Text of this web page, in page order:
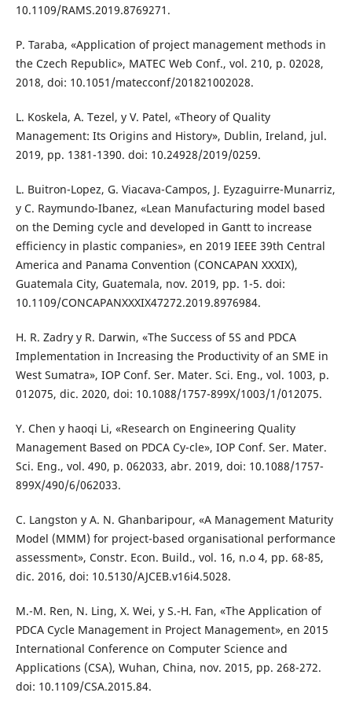
10.1109/RAMS.2019.8769271.
P. Taraba, «Application of project management methods in
the Czech Republic», MATEC Web Conf., vol. 210, p. 02028,
2018, doi: 10.1051/matecconf/201821002028.
L. Koskela, A. Tezel, y V. Patel, «Theory of Quality
Management: Its Origins and History», Dublin, Ireland, jul.
2019, pp. 1381-1390. doi: 10.24928/2019/0259.
L. Buitron-Lopez, G. Viacava-Campos, J. Eyzaguirre-Munarriz,
y C. Raymundo-Ibanez, «Lean Manufacturing model based
on the Deming cycle and developed in Gantt to increase
efficiency in plastic companies», en 2019 IEEE 39th Central
America and Panama Convention (CONCAPAN XXXIX),
Guatemala City, Guatemala, nov. 2019, pp. 1-5. doi:
10.1109/CONCAPANXXXIX47272.2019.8976984.
H. R. Zadry y R. Darwin, «The Success of 5S and PDCA
Implementation in Increasing the Productivity of an SME in
West Sumatra», IOP Conf. Ser. Mater. Sci. Eng., vol. 1003, p.
012075, dic. 2020, doi: 10.1088/1757-899X/1003/1/012075.
Y. Chen y haoqi Li, «Research on Engineering Quality
Management Based on PDCA Cy-cle», IOP Conf. Ser. Mater.
Sci. Eng., vol. 490, p. 062033, abr. 2019, doi: 10.1088/1757-
899X/490/6/062033.
C. Langston y A. N. Ghanbaripour, «A Management Maturity
Model (MMM) for project-based organisational performance
assessment», Constr. Econ. Build., vol. 16, n.o 4, pp. 68-85,
dic. 2016, doi: 10.5130/AJCEB.v16i4.5028.
M.-M. Ren, N. Ling, X. Wei, y S.-H. Fan, «The Application of
PDCA Cycle Management in Project Management», en 2015
International Conference on Computer Science and
Applications (CSA), Wuhan, China, nov. 2015, pp. 268-272.
doi: 10.1109/CSA.2015.84.